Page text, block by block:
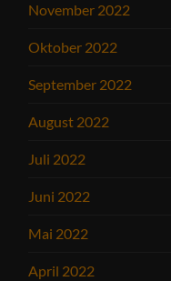
November 2022
Oktober 2022
September 2022
August 2022
Juli 2022
Juni 2022
Mai 2022
April 2022